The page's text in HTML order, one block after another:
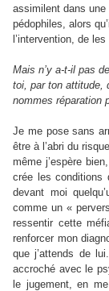
assimilent dans
pédophiles, alors
l’intervention, de les
Mais n’y a-t-il pas
toi, par ton attitude,
nommes réparation
Je me pose sans
être à l’abri du
même j’espère
crée les conditions
devant moi
comme un «
ressentir cette
renforcer mon
que j’attends de
accroché avec le
le jugement, en